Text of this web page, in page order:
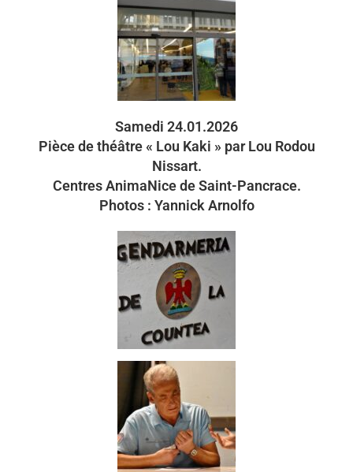
Samedi 24.01.2026
Pièce de théâtre « Lou Kaki » par Lou Rodou
Nissart.
Centres AnimaNice de Saint-Pancrace.
Photos : Yannick Arnolfo